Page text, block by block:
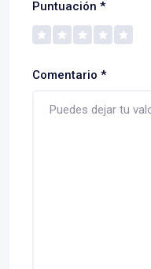
Puntuación *
Comentario *